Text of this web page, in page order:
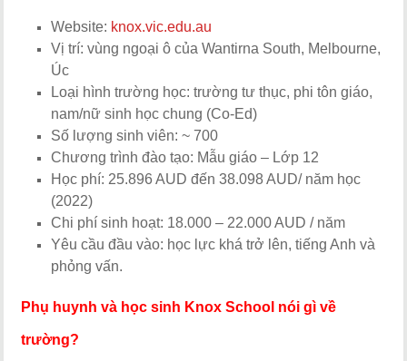
Website: knox.vic.edu.au
Vị trí: vùng ngoại ô của Wantirna South, Melbourne,
Úc
Loại hình trường học: trường tư thục, phi tôn giáo,
nam/nữ sinh học chung (Co-Ed)
Số lượng sinh viên: ~ 700
Chương trình đào tạo: Mẫu giáo – Lớp 12
Học phí: 25.896 AUD đến 38.098 AUD/ năm học
(2022)
Chi phí sinh hoạt: 18.000 – 22.000 AUD / năm
Yêu cầu đầu vào: học lực khá trở lên, tiếng Anh và
phỏng vấn.
Phụ huynh và học sinh Knox School nói gì về
trường?